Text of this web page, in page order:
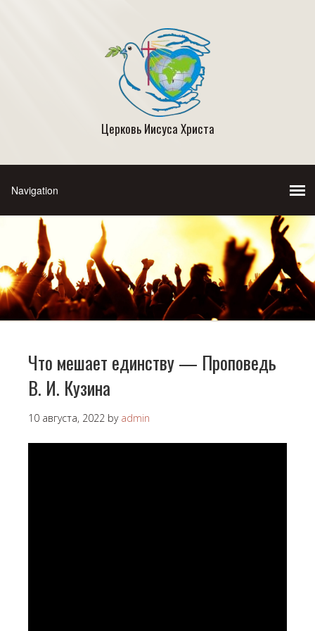
Церковь Иисуса Христа
Что мешает единству — Проповедь
В. И. Кузина
10 августа, 2022 by admin